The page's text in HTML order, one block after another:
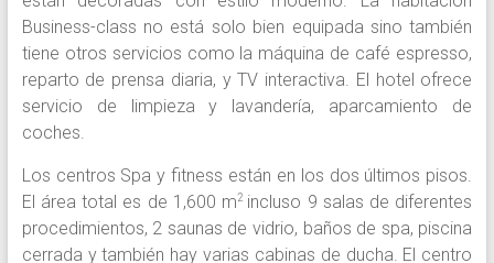
Business-class no está solo bien equipada sino también
tiene otros servicios como la máquina de café espresso,
reparto de prensa diaria, y TV interactiva. El hotel ofrece
servicio de limpieza y lavandería, aparcamiento de
coches.
Los centros Spa y fitness están en los dos últimos pisos.
El área total es de 1,600 m2 incluso 9 salas de diferentes
procedimientos, 2 saunas de vidrio, baños de spa, piscina
cerrada y también hay varias cabinas de ducha. El centro